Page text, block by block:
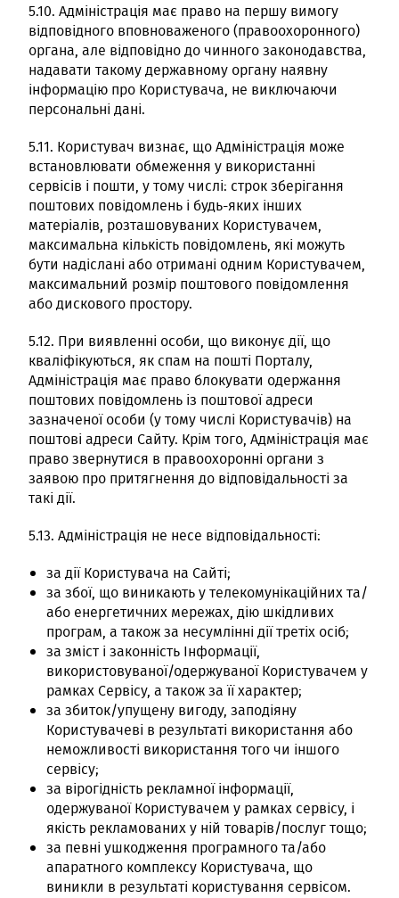
5.10. Aдміністрація має право на першу вимогу
відповідного вповноваженого (правоохоронного)
органа, але відповідно до чинного законодавства,
надавати такому державному органу наявну
інформацію про Користувача, не виключаючи
персональні дані.
5.11. Користувач визнає, що Адміністрація може
встановлювати обмеження у використанні
сервісів і пошти, у тому числі: строк зберігання
поштових повідомлень і будь-яких інших
матеріалів, розташовуваних Користувачем,
максимальна кількість повідомлень, які можуть
бути надіслані або отримані одним Користувачем,
максимальний розмір поштового повідомлення
або дискового простору.
5.12. При виявленні особи, що виконує дії, що
кваліфікуються, як спам на пошті Порталу,
Адміністрація має право блокувати одержання
поштових повідомлень із поштової адреси
зазначеної особи (у тому числі Користувачів) на
поштові адреси Сайту. Крім того, Адміністрація має
право звернутися в правоохоронні органи з
заявою про притягнення до відповідальності за
такі дії.
5.13. Адміністрація не несе відповідальності:
за дії Користувача на Сайті;
за збої, що виникають у телекомунікаційних та/
або енергетичних мережах, дію шкідливих
програм, а також за несумлінні дії третіх осіб;
за зміст і законність Інформації,
використовуваної/одержуваної Користувачем у
рамках Сервісу, а також за її характер;
за збиток/упущену вигоду, заподіяну
Користувачеві в результаті використання або
неможливості використання того чи іншого
сервісу;
за вірогідність рекламної інформації,
одержуваної Користувачем у рамках сервісу, і
якість рекламованих у ній товарів/послуг тощо;
за певні ушкодження програмного та/або
апаратного комплексу Користувача, що
виникли в результаті користування сервісом.